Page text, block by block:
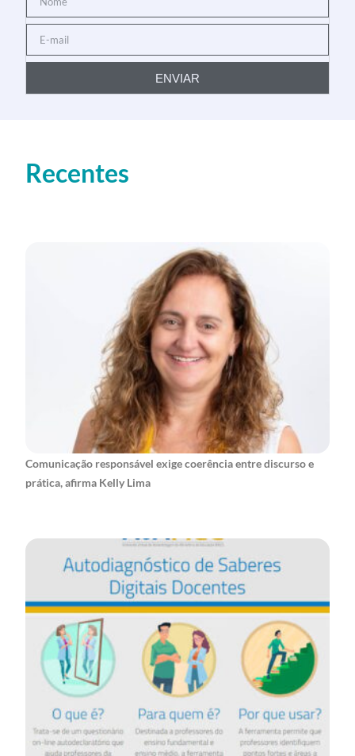
ENVIAR
Recentes
Comunicação responsável exige coerência entre discurso e
prática, afirma Kelly Lima